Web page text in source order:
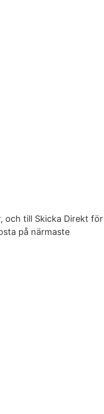
och till Skicka Direkt för
på närmaste